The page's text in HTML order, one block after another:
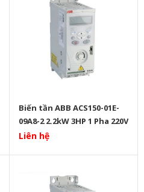
Biến tần ABB ACS150-01E-
09A8-2 2.2kW 3HP 1 Pha 220V
Liên hệ